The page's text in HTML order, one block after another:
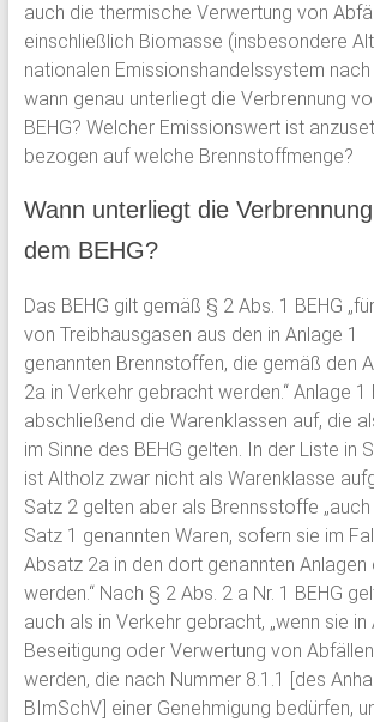
auch die thermische Verwertung von
einschließlich Biomasse (insbesondere
nationalen Emissionshandelssystem nach
wann genau unterliegt die Verbrennung
BEHG? Welcher Emissionswert ist
bezogen auf welche Brennstoffmenge?
Wann unterliegt die
dem BEHG?
Das BEHG gilt gemäß § 2 Abs. 1 BEHG
von Treibhausgasen aus den in Anlage 1
genannten Brennstoffen, die gemäß den
2a in Verkehr gebracht werden.“ Anlage 1
abschließend die Warenklassen auf, die
im Sinne des BEHG gelten. In der Liste in
ist Altholz zwar nicht als Warenklasse
Satz 2 gelten aber als Brennsstoffe
Satz 1 genannten Waren, sofern sie im
Absatz 2a in den dort genannten Anlagen
werden.“ Nach § 2 Abs. 2 a Nr. 1 BEHG
auch als in Verkehr gebracht, „wenn sie in
Beseitigung oder Verwertung von
werden, die nach Nummer 8.1.1 [des
BImSchV] einer Genehmigung bedürfen,